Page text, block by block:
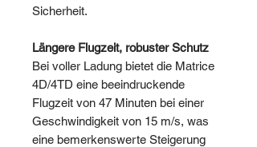
Sicherheit.
Längere Flugzeit, robuster Schutz
Bei voller Ladung bietet die Matrice
4D/4TD eine beeindruckende
Flugzeit von 47 Minuten bei einer
Geschwindigkeit von 15 m/s, was
eine bemerkenswerte Steigerung